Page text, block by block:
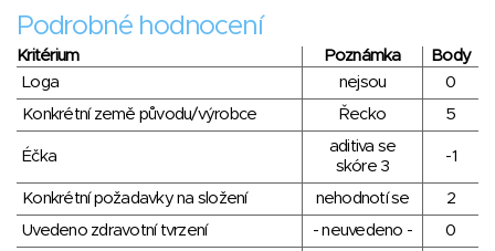
Podrobné hodnocení
Kritérium Poznámka
Body
Loga
nejsou
0
Konkrétní země původu/výrobce
Řecko 5
Éčka
aditiva se
skóre 3
-1
Konkrétní požadavky na složení nehodnotí se
2
Uvedeno zdravotní tvrzení
- neuvedeno -
0